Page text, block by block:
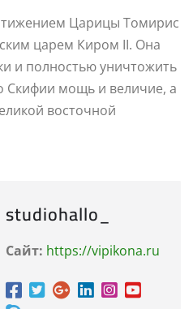
Царицы Томирис
царем Киром II. Она
и полностью уничтожить
Скифии мощь и величие, а
восточной
studiohallo_
Сайт: https://vipikona.ru